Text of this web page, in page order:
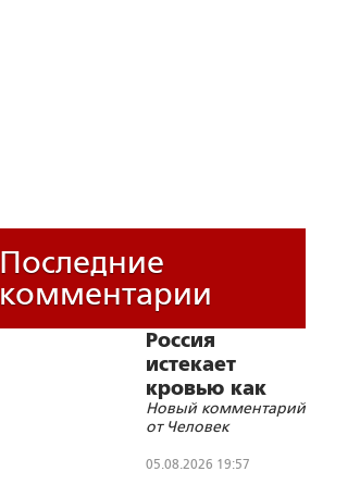
Последние
комментарии
Россия
истекает
кровью как
жертвенное
животное?
Новый комментарий
от Человек
05.08.2026 19:57